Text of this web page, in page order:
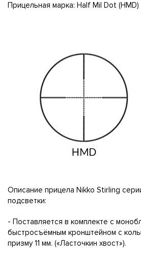
Прицельная марка: Half Mil Dot (НМD)
Описание прицела Nikko Stirling
подсветки:
- Поставляется в комплекте с
быстросъёмным кронштейном с
призму 11 мм. («Ласточкин хвост»).